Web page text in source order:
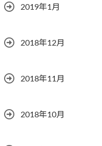
2019年1月
2018年12月
2018年11月
2018年10月